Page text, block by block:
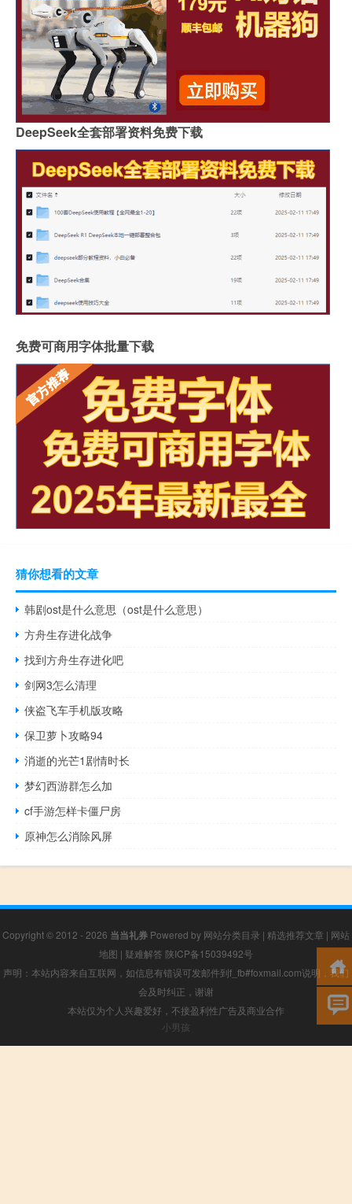
DeepSeek全套部署资料免费下载
免费可商用字体批量下载
猜你想看的文章
韩剧ost是什么意思（ost是什么意思）
方舟生存进化战争
找到方舟生存进化吧
剑网3怎么清理
侠盗飞车手机版攻略
保卫萝卜攻略94
消逝的光芒1剧情时长
梦幻西游群怎么加
cf手游怎样卡僵尸房
原神怎么消除风屏
Copyright © 2012 - 2026 当当礼券 Powered by 网站分类目录 | 精选推荐文章 | 网站
地图 | 疑难解答 陕ICP备15039492号
声明：本站内容来自互联网，如信息有错误可发邮件到f_fb#foxmail.com说明，我们
会及时纠正，谢谢
本站仅为个人兴趣爱好，不接盈利性广告及商业合作
小男孩